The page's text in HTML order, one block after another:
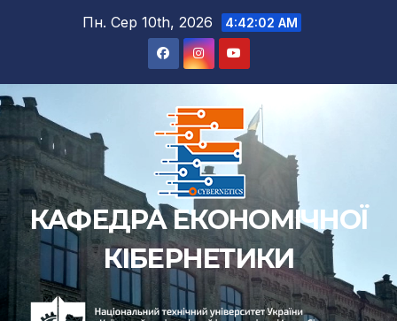
Пн. Сер 10th, 2026 4:42:03 AM
КАФЕДРА ЕКОНОМІЧНОЇ
КІБЕРНЕТИКИ